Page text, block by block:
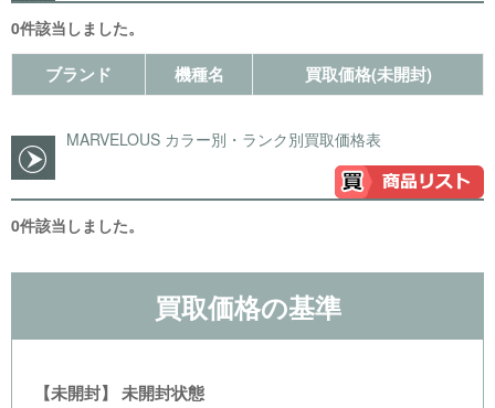
0件該当しました。
ブランド 機種名 買取価格(未開封)
MARVELOUS カラー別・ランク別買取価格表
0件該当しました。
買取価格の基準
【未開封】 未開封状態